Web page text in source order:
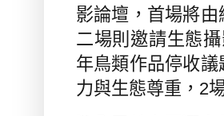
影論壇，首場將
二場則邀請生態
年鳥類作品停收
力與生態尊重， 2